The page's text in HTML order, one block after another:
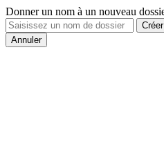
Donner un nom à un nouveau
Annuler